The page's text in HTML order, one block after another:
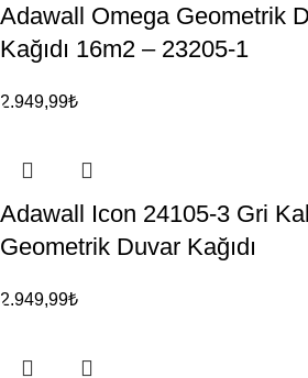
Adawall Omega Geometrik
Kağıdı 16m2 – 23205-1
2.949,99₺
Adawall Icon 24105-3 Gri
Geometrik Duvar Kağıdı
2.949,99₺